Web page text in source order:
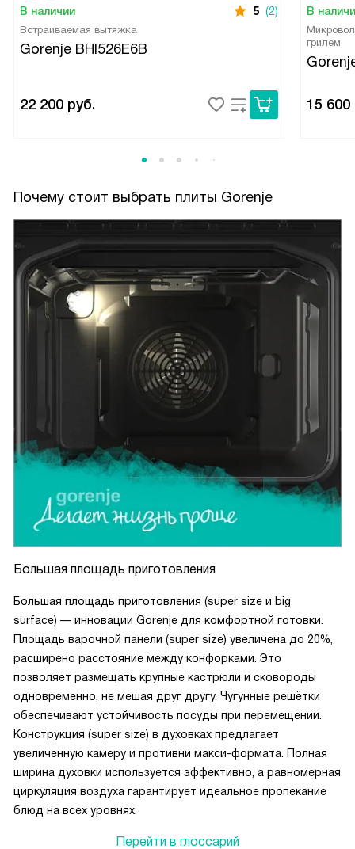
В наличии 5 (2)
Встраиваемая вытяжка
Gorenje BHI526E6B
22 200 руб.
В
грилем
15 600
Почему стоит выбрать плиты Gorenje
Большая площадь приготовления
Большая площадь приготовления (super size и big
surface) — инновации Gorenje для комфортной готовки.
Площадь варочной панели (super size) увеличена до 20%,
расширено расстояние между конфорками. Это
позволяет размещать крупные кастрюли и сковороды
одновременно, не мешая друг другу. Чугунные решётки
обеспечивают устойчивость посуды при перемещении.
Конструкция (super size) в духовках предлагает
увеличенную камеру и противни макси-формата. Полная
ширина духовки используется эффективно, а равномерная
циркуляция воздуха гарантирует идеальное пропекание
блюд на всех уровнях.
Перейти в глоссарий